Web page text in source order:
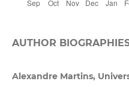
AUTHOR
Alexandre Martins,